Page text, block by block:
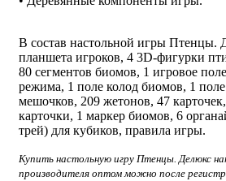
В состав настольной игры Птенцы.
планшета игроков, 4 3D-фигурки
80 сегментов биомов, 1 игровое
режима, 1 поле колод биомов, 1
мешочков, 209 жетонов, 47
карточки, 1 маркер биомов, 6
трей) для кубиков, правила игры.
Купить настольную игру Птенцы. Делюкс
производителя оптом можно после